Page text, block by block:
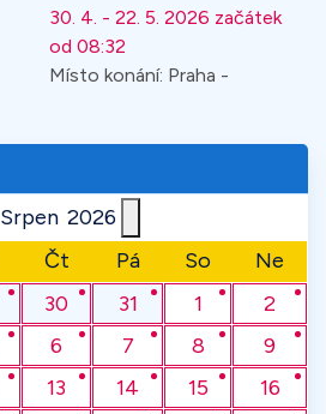
30. 4. - 22. 5. 2026 začátek
od 08:32
Místo konání: Praha -
Srpen 2026
Čt Pá So
Ne
30 31 1
2
6 7 8
9
13 14 15
16